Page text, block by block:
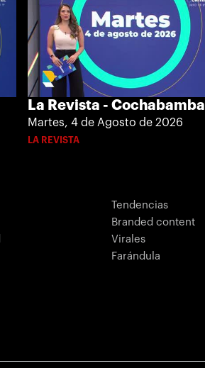
La Revista - Cochabamba
Martes, 4 de Agosto de 2026
LA REVISTA
Tendencias
Branded content
Virales
Farándula